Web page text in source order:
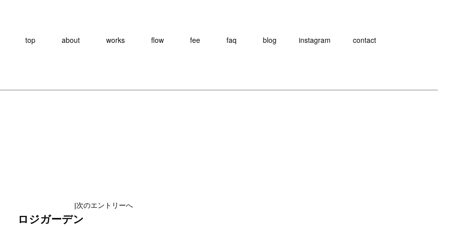
top about works flow fee faq blog instagram contact
|次のエントリーへ
ロジガーデン